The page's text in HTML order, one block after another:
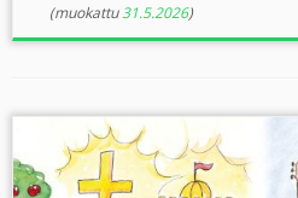
(muokattu31.5.2026)